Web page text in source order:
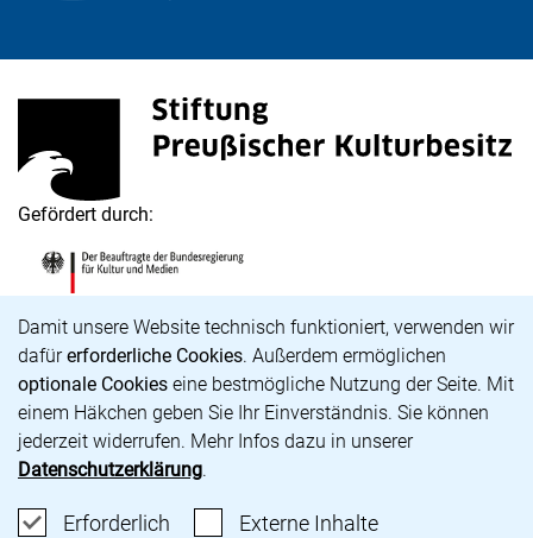
Damit unsere Website technisch funktioniert, verwenden wir
dafürerforderliche Cookies. Außerdem ermöglichen
optionale Cookies eine bestmögliche Nutzung der Seite. Mit
einem Häkchen geben Sie Ihr Einverständnis. Sie können
jederzeit widerrufen. Mehr Infos dazu in unserer
Datenschutzerklärung.
Erforderlich Erforderliche Cookies akzeptieren
Externe Inhalte: Externe
Stiftung Preußischer Kulturbesitz
(externer Link, öffnet neues Fenster)
Gefördert durch:
Karriere
Barrierefreiheit
Impressum
Datenschutz
Cookie-Einstellungen